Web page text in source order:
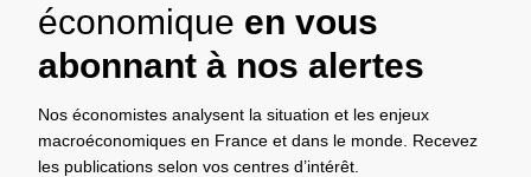
économique en vous
abonnant à nos alertes
Nos économistes analysent la situation et les enjeux
macroéconomiques en France et dans le monde. Recevez
les publications selon vos centres d’intérêt.